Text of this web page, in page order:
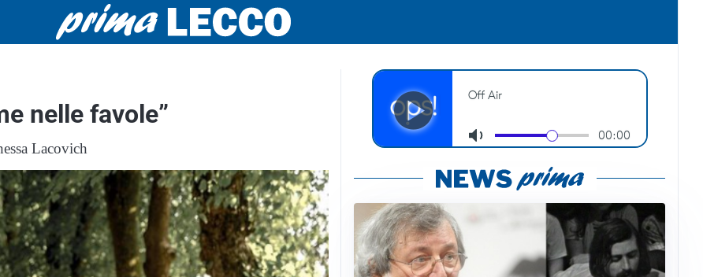
nelle favole”
Lacovich